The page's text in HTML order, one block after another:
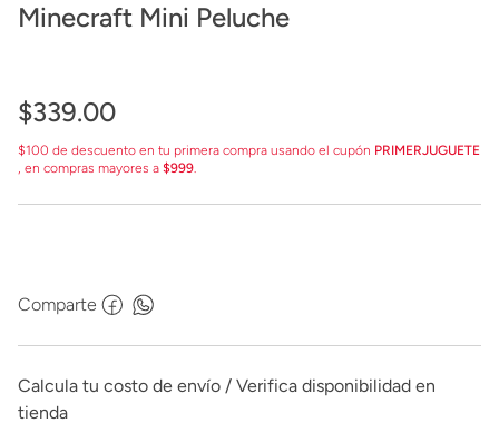
Minecraft Mini Peluche
$339.00
$100 de descuento en tu primera compra usando el cupón PRIMERJUGUETE
, en compras mayores a $999.
Comparte